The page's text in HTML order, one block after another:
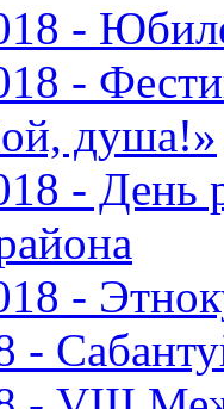
-
-
душа!»
-
-
-